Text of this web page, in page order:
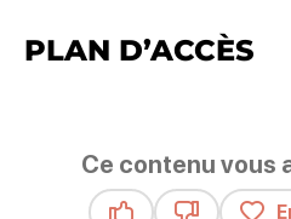
PLAN D’ACCÈS
Ce contenu vous